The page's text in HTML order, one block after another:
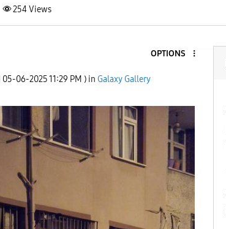
254Views
OPTIONS
‎05-06-202511:29 PM ) in Galaxy Gallery